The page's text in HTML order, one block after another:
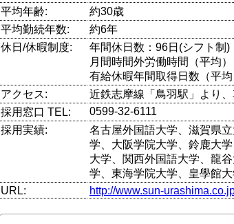
平均年齢:
約30歳
平均勤続年数:
約6年
休日/休暇制度:
年間休日数：96日(シフト制)
月間時間外労働時間（平均
有給休暇年間取得日数（平均
アクセス:
近鉄志摩線「鳥羽駅」より
採用窓口 TEL:
0599-32-6111
採用実績:
名古屋外国語大学、滋賀県
学、大阪学院大学、鈴鹿大
大学、関西外国語大学、龍
学、東海学院大学、皇學館
URL:
http://www.sun-